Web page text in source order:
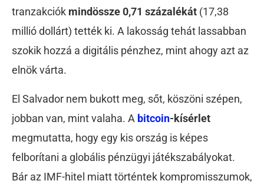
tranzakciók mindössze 0,71 százalékát (17,38
millió dollárt) tették ki. A lakosság tehát lassabban
szokik hozzá a digitális pénzhez, mint ahogy azt az
elnök várta.
El Salvador nem bukott meg, sőt, köszöni szépen,
jobban van, mint valaha. A bitcoin-kísérlet
megmutatta, hogy egy kis ország is képes
felborítani a globális pénzügyi játékszabályokat.
Bár az IMF-hitel miatt történtek kompromisszumok,